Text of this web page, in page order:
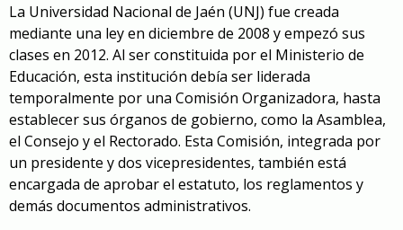
La Universidad Nacional de Jaén (UNJ) fue creada
mediante una ley en diciembre de 2008 y empezó sus
clases en 2012. Al ser constituida por el Ministerio de
Educación, esta institución debía ser liderada
temporalmente por una Comisión Organizadora, hasta
establecer sus órganos de gobierno, como la Asamblea,
el Consejo y el Rectorado. Esta Comisión, integrada por
un presidente y dos vicepresidentes, también está
encargada de aprobar el estatuto, los reglamentos y
demás documentos administrativos.